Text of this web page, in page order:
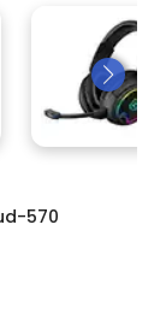
570